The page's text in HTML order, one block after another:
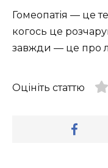
Гомеопатія — це
когось це
завжди — це про
Оцініть статтю